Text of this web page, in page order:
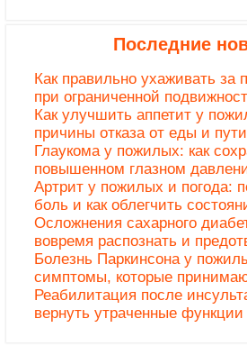
Последние
Как правильно ухаживать за
при ограниченной
Как улучшить аппетит у
причины отказа от еды и
Глаукома у пожилых: как
повышенном глазном
Артрит у пожилых и погода:
боль и как облегчить
Осложнения сахарного
вовремя распознать и
Болезнь Паркинсона у
симптомы, которые
Реабилитация после
вернуть утраченные